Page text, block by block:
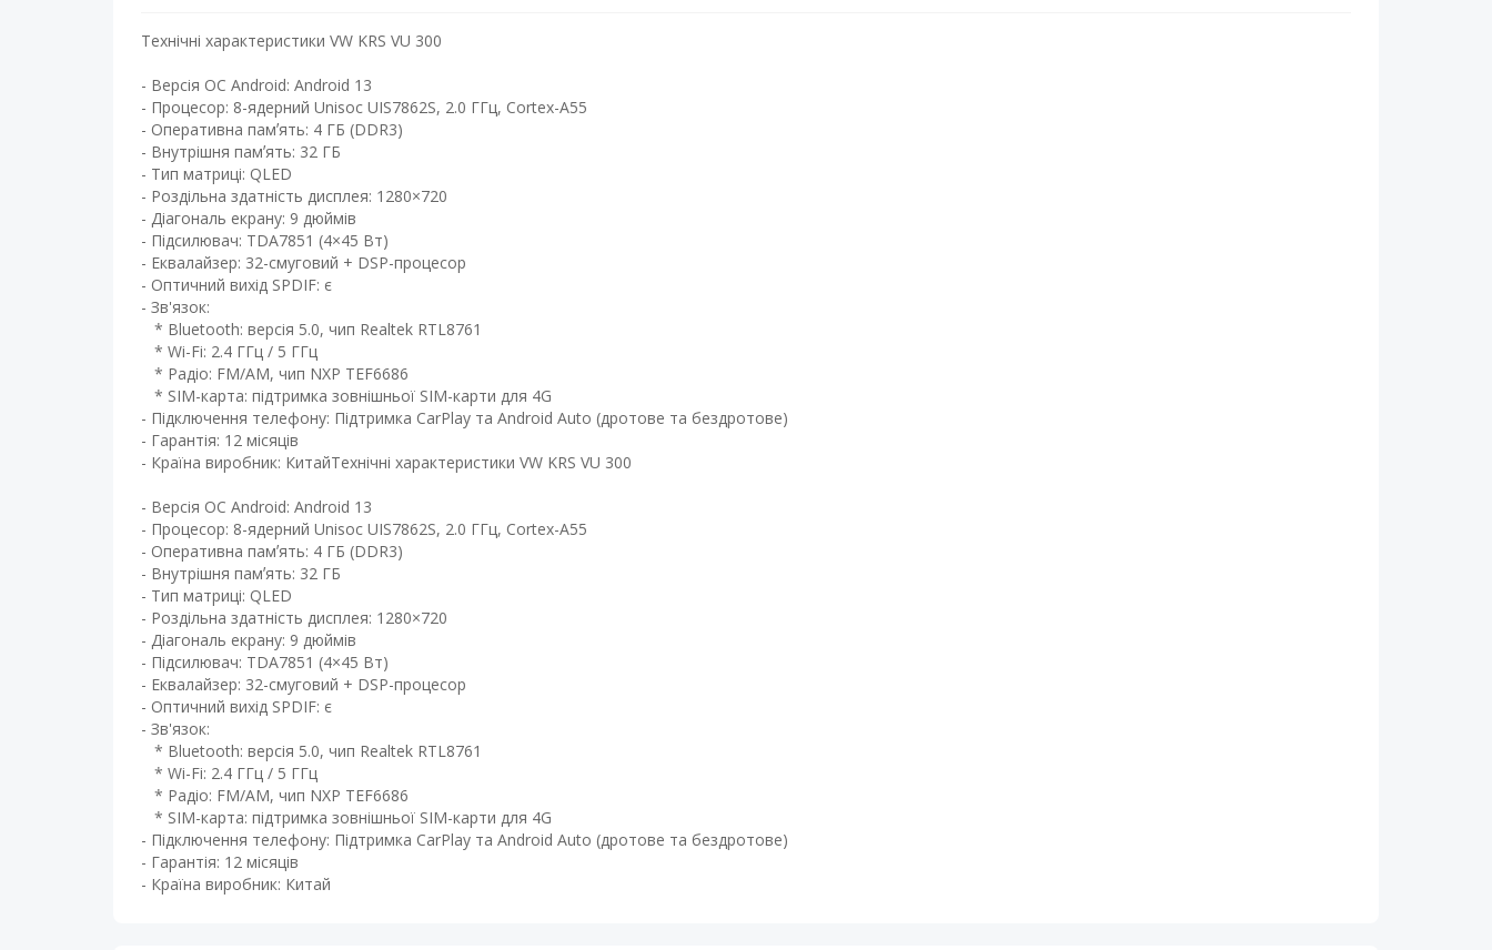
Технічні характеристики VW KRS VU 300
- Версія ОС Android: Android 13 ​
- Процесор: 8-ядерний Unisoc UIS7862S, 2.0 ГГц, Cortex-A55
- Оперативна памʼять: 4 ГБ (DDR3)
- Внутрішня памʼять: 32 ГБ ​
- Тип матриці: QLED ​
- Роздільна здатність дисплея: 1280×720
- Діагональ екрану: 9 дюймів ​
- Підсилювач: TDA7851 (4×45 Вт) ​
- Еквалайзер: 32-смуговий + DSP-процесор
- Оптичний вихід SPDIF: є
- Зв'язок:
* Bluetooth: версія 5.0, чип Realtek RTL8761
* Wi-Fi: 2.4 ГГц / 5 ГГц
* Радіо: FM/AM, чип NXP TEF6686
* SIM-карта: підтримка зовнішньої SIM-карти для 4G
- Підключення телефону: Підтримка CarPlay та Android Auto (дротове та бездротове)​
- Гарантія: 12 місяців
- Країна виробник: КитайТехнічні характеристики VW KRS VU 300
- Версія ОС Android: Android 13 ​
- Процесор: 8-ядерний Unisoc UIS7862S, 2.0 ГГц, Cortex-A55
- Оперативна памʼять: 4 ГБ (DDR3)
- Внутрішня памʼять: 32 ГБ ​
- Тип матриці: QLED ​
- Роздільна здатність дисплея: 1280×720
- Діагональ екрану: 9 дюймів ​
- Підсилювач: TDA7851 (4×45 Вт) ​
- Еквалайзер: 32-смуговий + DSP-процесор
- Оптичний вихід SPDIF: є
- Зв'язок:
* Bluetooth: версія 5.0, чип Realtek RTL8761
* Wi-Fi: 2.4 ГГц / 5 ГГц
* Радіо: FM/AM, чип NXP TEF6686
* SIM-карта: підтримка зовнішньої SIM-карти для 4G
- Підключення телефону: Підтримка CarPlay та Android Auto (дротове та бездротове)​
- Гарантія: 12 місяців
- Країна виробник: Китай